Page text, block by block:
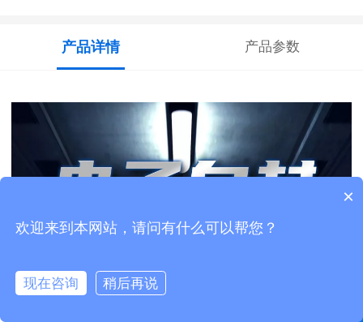
产品详情 产品参数
×
欢迎来到本网站，请问有什么可以帮您？
现在咨询 稍后再说